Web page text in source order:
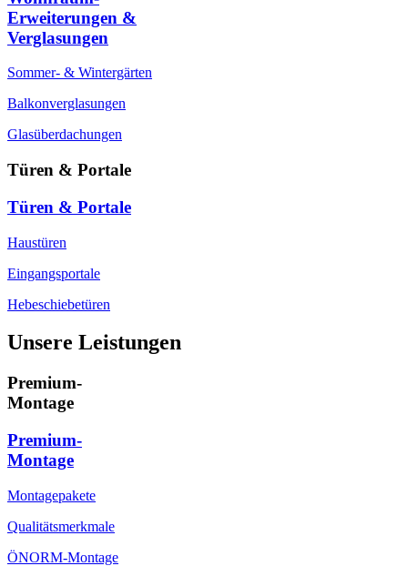
Erweiterungen &
Verglasungen
Sommer- & Wintergärten
Balkonverglasungen
Glasüberdachungen
Türen & Portale
Türen & Portale
Haustüren
Eingangsportale
Hebeschiebetüren
Unsere Leistungen
Premium-
Montage
Premium-
Montage
Montagepakete
Qualitätsmerkmale
ÖNORM-Montage